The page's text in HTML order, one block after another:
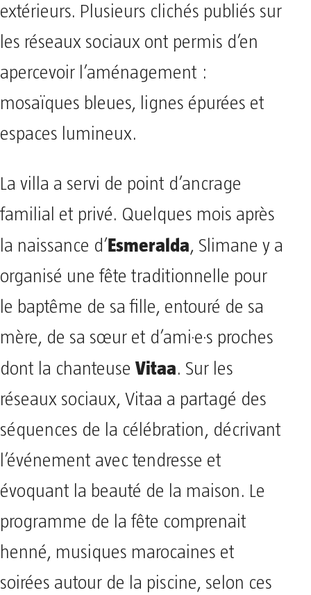
extérieurs. Plusieurs clichés publiés sur
les réseaux sociaux ont permis d’en
apercevoir l’aménagement :
mosaïques bleues, lignes épurées et
espaces lumineux.
La villa a servi de point d’ancrage
familial et privé. Quelques mois après
la naissance d’Esmeralda, Slimane y a
organisé une fête traditionnelle pour
le baptême de sa fille, entouré de sa
mère, de sa sœur et d’ami·e·s proches
dont la chanteuse Vitaa. Sur les
réseaux sociaux, Vitaa a partagé des
séquences de la célébration, décrivant
l’événement avec tendresse et
évoquant la beauté de la maison. Le
programme de la fête comprenait
henné, musiques marocaines et
soirées autour de la piscine, selon ces